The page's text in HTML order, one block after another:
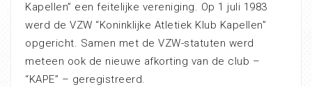
Kapellen” een feitelijke vereniging. Op 1 juli 1983
werd de VZW “Koninklijke Atletiek Klub Kapellen”
opgericht. Samen met de VZW-statuten werd
meteen ook de nieuwe afkorting van de club –
“KAPE” – geregistreerd.